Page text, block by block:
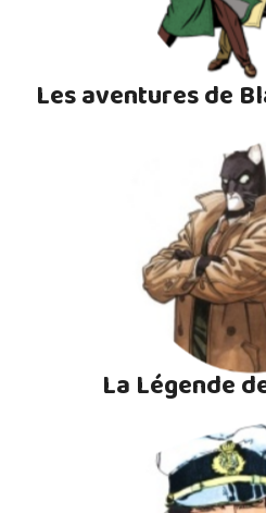
Les aventures de
La Légende